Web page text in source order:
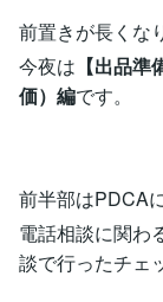
前置きが長くな
今夜は 【出品
価）編です。
前半部はPDCA
電話相談に関わ
談で行ったチェ